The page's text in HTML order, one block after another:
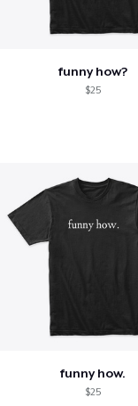
funny how?
$25
funny how.
$25